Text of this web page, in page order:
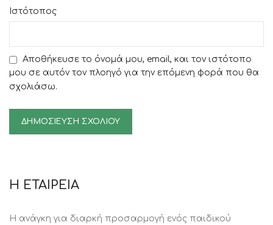
Ιστότοπος
Αποθήκευσε το όνομά μου, email, και τον ιστότοπο
μου σε αυτόν τον πλοηγό για την επόμενη φορά που θα
σχολιάσω.
Η ΕΤΑΙΡΕΙΑ
Η ανάγκη για διαρκή προσαρμογή ενός παιδικού